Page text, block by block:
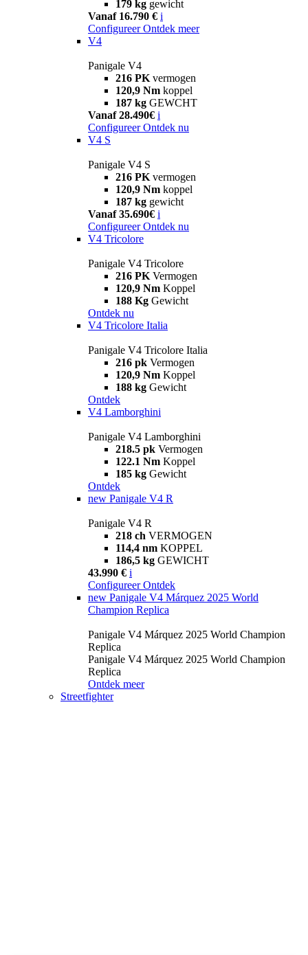
179 kg gewicht
Vanaf 16.790 € i
Configureer Ontdek meer
V4
Panigale V4
216 PK vermogen
120,9 Nm koppel
187 kg GEWCHT
Vanaf 28.490€ i
Configureer Ontdek nu
V4 S
Panigale V4 S
216 PK vermogen
120,9 Nm koppel
187 kg gewicht
Vanaf 35.690€ i
Configureer Ontdek nu
V4 Tricolore
Panigale V4 Tricolore
216 PK Vermogen
120,9 Nm Koppel
188 Kg Gewicht
Ontdek nu
V4 Tricolore Italia
Panigale V4 Tricolore Italia
216 pk Vermogen
120,9 Nm Koppel
188 kg Gewicht
Ontdek
V4 Lamborghini
Panigale V4 Lamborghini
218.5 pk Vermogen
122.1 Nm Koppel
185 kg Gewicht
Ontdek
new Panigale V4 R
Panigale V4 R
218 ch VERMOGEN
114,4 nm KOPPEL
186,5 kg GEWICHT
43.990 € i
Configureer Ontdek
new Panigale V4 Márquez 2025 World
Champion Replica
Panigale V4 Márquez 2025 World Champion
Replica
Panigale V4 Márquez 2025 World Champion
Replica
Ontdek meer
Streetfighter